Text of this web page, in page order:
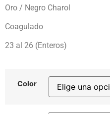
Oro / Negro Charol
Coagulado
23 al 26 (Enteros)
Color